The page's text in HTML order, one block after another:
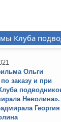
Клуба
Ольги
заказу и при
Неволина».
Георгия